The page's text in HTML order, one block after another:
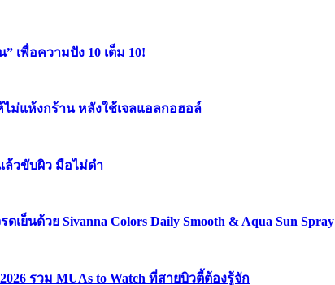
เพื่อความปัง 10 เต็ม 10!
ไม่แห้งกร้าน หลังใช้เจลแอลกอฮอล์
ล้วขับผิว มือไม่ดำ
เย็นด้วย Sivanna Colors Daily Smooth & Aqua Sun Spray
รวม MUAs to Watch ที่สายบิวตี้ต้องรู้จัก